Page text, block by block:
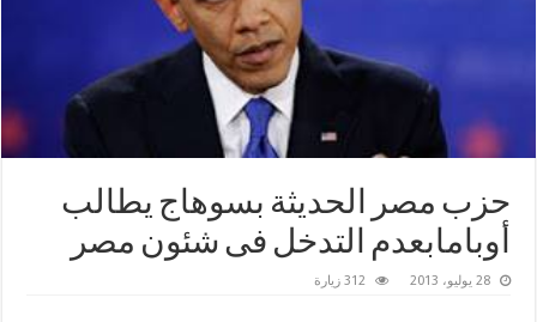
حزب مصر الحديثة بسوهاج يطالب
أوبامابعدم التدخل فى شئون مصر
28 يوليو، 2013 312 زيارة